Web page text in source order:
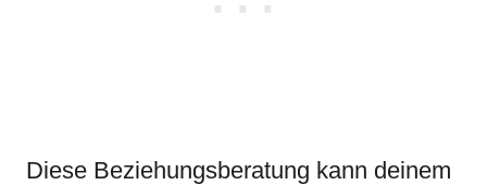
Diese Beziehungsberatung kann deinem